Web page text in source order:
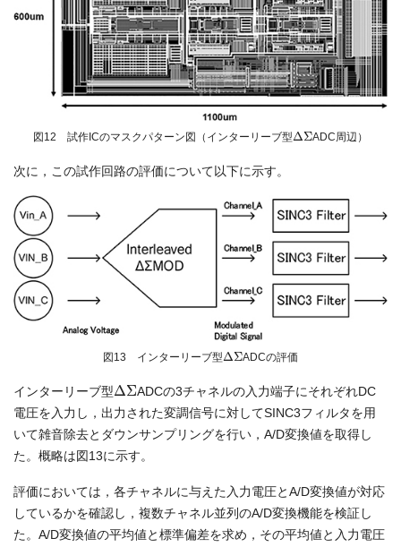
図12 試作ICのマスクパターン図（インターリーブ型 Δ ΣADC周辺）
次に，この試作回路の評価について以下に示す。
図13 インターリーブ型 Δ ΣADCの評価
インターリーブ型 Δ ΣADCの3チャネルの入力端子にそれぞれDC
電圧を入力し，出力された変調信号に対してSINC3フィルタを用
いて雑音除去とダウンサンプリングを行い，A/D変換値を取得し
た。概略は図13に示す。
評価においては，各チャネルに与えた入力電圧とA/D変換値が対応
しているかを確認し，複数チャネル並列のA/D変換機能を検証し
た。A/D変換値の平均値と標準偏差を求め，その平均値と入力電圧